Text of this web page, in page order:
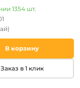
1354 шт.
В корзину
Заказ в 1 клик